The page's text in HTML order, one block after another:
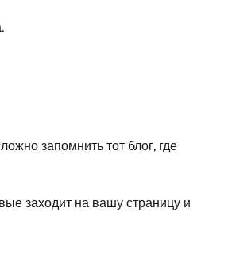
запомнить тот блог, где
заходит на вашу страницу и